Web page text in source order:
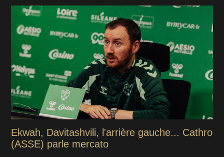
Ekwah, Davitashvili, l'arrière gauche... Cathro
(ASSE) parle mercato